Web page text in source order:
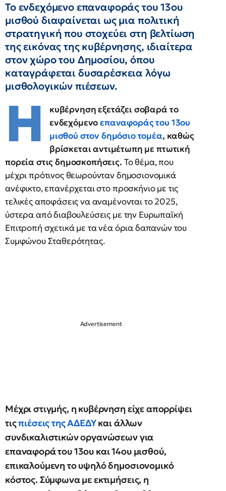
Το ενδεχόμενο επαναφοράς του 13ου
μισθού διαφαίνεται ως μια πολιτική
στρατηγική που στοχεύει στη βελτίωση
της εικόνας της κυβέρνησης, ιδιαίτερα
στον χώρο του Δημοσίου, όπου
καταγράφεται δυσαρέσκεια λόγω
μισθολογικών πιέσεων.
Η
κυβέρνηση εξετάζει σοβαρά το
ενδεχόμενοεπαναφοράς του 13ου
μισθού στον δημόσιο τομέα, καθώς
βρίσκεται αντιμέτωπη με πτωτική
πορεία στις δημοσκοπήσεις. Το θέμα, που
μέχρι πρότινος θεωρούνταν δημοσιονομικά
ανέφικτο, επανέρχεται στο προσκήνιο με τις
τελικές αποφάσεις να αναμένονται το 2025,
ύστερα από διαβουλεύσεις με την Ευρωπαϊκή
Επιτροπή σχετικά με τα νέα όρια δαπανών του
Συμφώνου Σταθερότητας.
Μέχρι στιγμής, η κυβέρνηση είχε απορρίψει
τιςπιέσεις της ΑΔΕΔΥκαι άλλων
συνδικαλιστικών οργανώσεων για
επαναφορά του 13ου και 14ου μισθού,
επικαλούμενη το υψηλό δημοσιονομικό
κόστος. Σύμφωνα με εκτιμήσεις, η